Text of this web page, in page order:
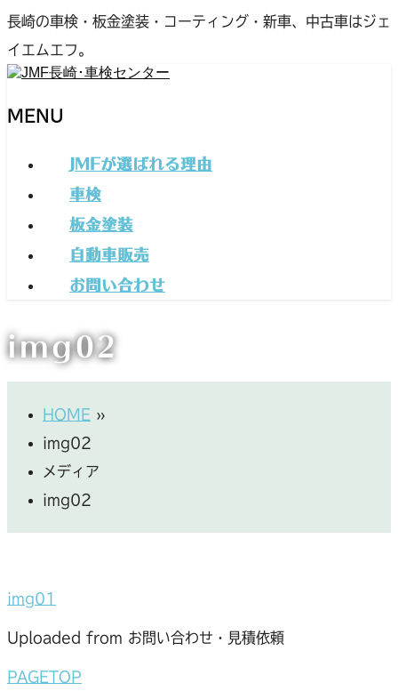
長崎の車検・板金塗装・コーティング・新車、中古車はジェ
イエムエフ。
MENU
ば
す
JMFが選ばれる理由
車検
板金塗装
自動車販売
お問い合わせ
img02
HOME »
img02
メディア
img02
img01
Uploaded from お問い合わせ・見積依頼
PAGETOP